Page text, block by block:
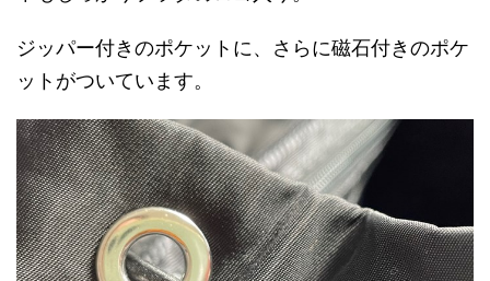
ジッパー付きのポケットに、さらに磁石付きのポケ
ットがついています。